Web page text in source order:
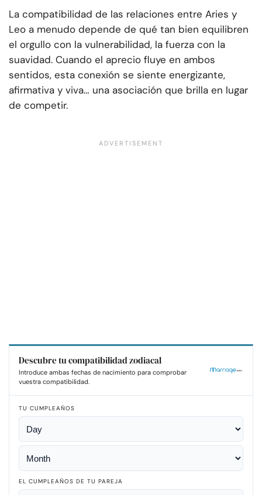
La compatibilidad de las relaciones entre Aries y
Leo a menudo depende de qué tan bien equilibren
el orgullo con la vulnerabilidad, la fuerza con la
suavidad. Cuando el aprecio fluye en ambos
sentidos, esta conexión se siente energizante,
afirmativa y viva… una asociación que brilla en lugar
de competir.
Descubre tu compatibilidad zodiacal
Introduce ambas fechas de nacimiento para comprobar
vuestra compatibilidad.
TU CUMPLEAÑOS
EL CUMPLEAÑOS DE TU PAREJA